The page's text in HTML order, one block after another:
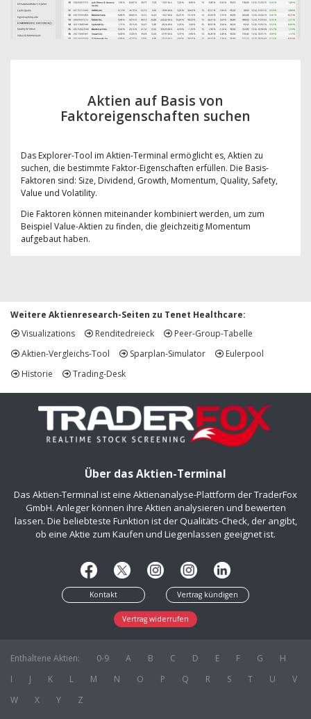
Aktien auf Basis von
Faktoreigenschaften suchen
Das Explorer-Tool im Aktien-Terminal ermöglicht es, Aktien zu
suchen, die bestimmte Faktor-Eigenschaften erfüllen. Die Basis-
Faktoren sind: Size, Dividend, Growth, Momentum, Quality, Safety,
Value und Volatility.
Die Faktoren können miteinander kombiniert werden, um zum
Beispiel Value-Aktien zu finden, die gleichzeitig Momentum
aufgebaut haben.
Weitere Aktienresearch-Seiten zu Tenet Healthcare:
Visualizations
Renditedreieck
Peer-Group-Tabelle
Aktien-Vergleichs-Tool
Sparplan-Simulator
Eulerpool
Historie
Trading-Desk
Über das Aktien-Terminal
Das Aktien-Terminal ist eine Aktienanalyse-Plattform der TraderFox
GmbH. Anleger können ihre Aktien analysieren und bewerten
lassen. Die beliebteste Funktion ist der Qualitäts-Check, der angibt,
ob eine Aktie zum Kaufen und Liegenlassen geeignet ist.
Kontakt Vertrag kündigen
Vertrag widerrufen
Enthaltene Aktien: 0-9 A B C D E F G
H
I
J K L M N O P Q R S T U
V
W
X Y Z